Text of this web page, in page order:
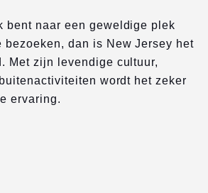
bent naar een geweldige plek
bezoeken, dan is New Jersey het
Met zijn levendige cultuur,
wordt het zeker
ervaring.